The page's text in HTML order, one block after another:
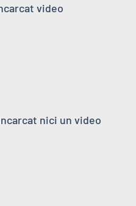
video
nici un video